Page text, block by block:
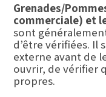
Grenades/
commerciale) et
sont
d’être vérifiées. Il
externe avant de
ouvrir, de vérifier
propres.